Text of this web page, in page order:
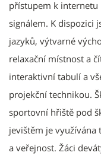
přístupem k internetu
signálem. K dispozici
jazyků, výtvarné
relaxační místnost a
interaktivní tabulí a
projekční technikou.
sportovní hřiště pod
jevištěm je využívána
a veřejnost. Žáci